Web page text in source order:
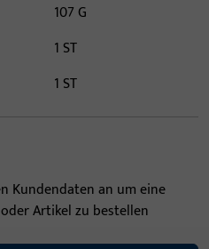
107 G
1 ST
1 ST
Kundendaten an um eine
Artikel zu bestellen